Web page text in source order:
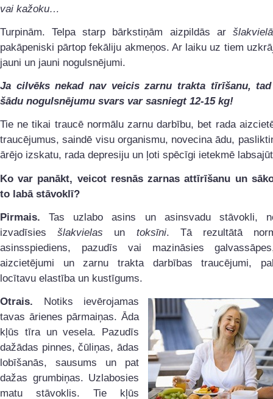
vai kažoku…
Turpinām. Telpa starp bārkstiņām aizpildās ar
pakāpeniski pārtop fekāliju akmeņos. Ar laiku uz tiem
jauni un jauni nogulsnējumi.
Ja cilvēks nekad nav veicis zarnu trakta tīrīšanu,
šādu nogulsnējumu svars var sasniegt 12-15 kg!
Tie ne tikai traucē normālu zarnu darbību, bet rada
traucējumus, saindē visu organismu, novecina ādu,
ārējo izskatu, rada depresiju un ļoti spēcīgi ietekmē
Ko var panākt, veicot resnās zarnas attīrīšanu un
to labā stāvoklī?
Pirmais. Tas uzlabo asins un asinsvadu stāvokli,
izvadīsiesšlakvielas un toksīni. Tā rezultātā
asinsspiediens, pazudīs vai mazināsies
aizcietējumi un zarnu trakta darbības traucējumi,
locītavu elastība un kustīgums.
Otrais. Notiks ievērojamas
tavas ārienes pārmaiņas. Āda
kļūs tīra un vesela. Pazudīs
dažādas pinnes, čūliņas, ādas
lobīšanās, sausums un pat
dažas grumbiņas. Uzlabosies
matu stāvoklis. Tie kļūs